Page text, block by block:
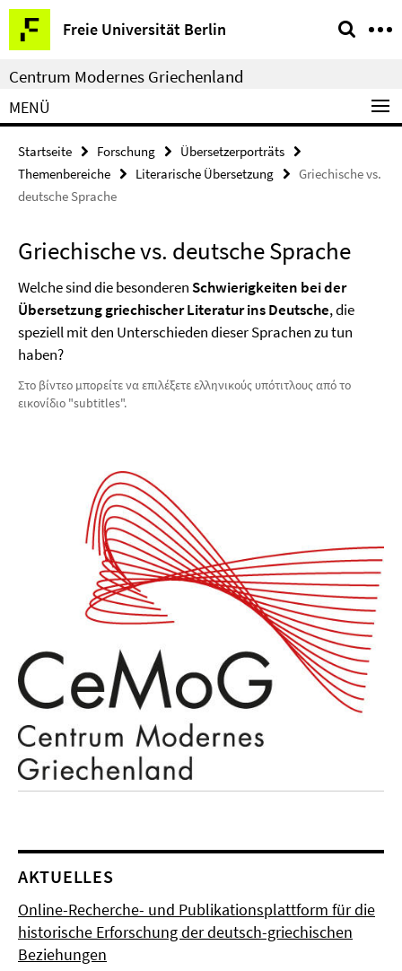
Springe
direkt
zu
Inhalt
Freie Universität Berlin
Service-
Navigation
Centrum Modernes Griechenland
MENÜ
Startseite Forschung
Übersetzerporträts
Themenbereiche
Literarische Übersetzung
Griechische vs.
deutsche Sprache
Griechische vs. deutsche Sprache
Welche sind die besonderen Schwierigkeiten bei der
Übersetzung griechischer Literatur ins Deutsche, die
speziell mit den Unterschieden dieser Sprachen zu tun
haben?
Στο βίντεο μπορείτε να επιλέξετε ελληνικούς υπότιτλους από το
εικονίδιο "subtitles".
AKTUELLES
Online-Recherche- und Publikationsplattform für die
historische Erforschung der deutsch-griechischen
Beziehungen